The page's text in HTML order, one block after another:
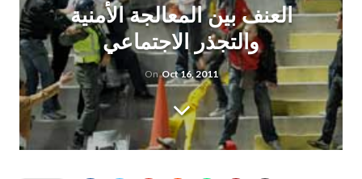
العنف بين المعالجة الأمنية
والتجذر الاجتماعي
OnOct 16, 2011